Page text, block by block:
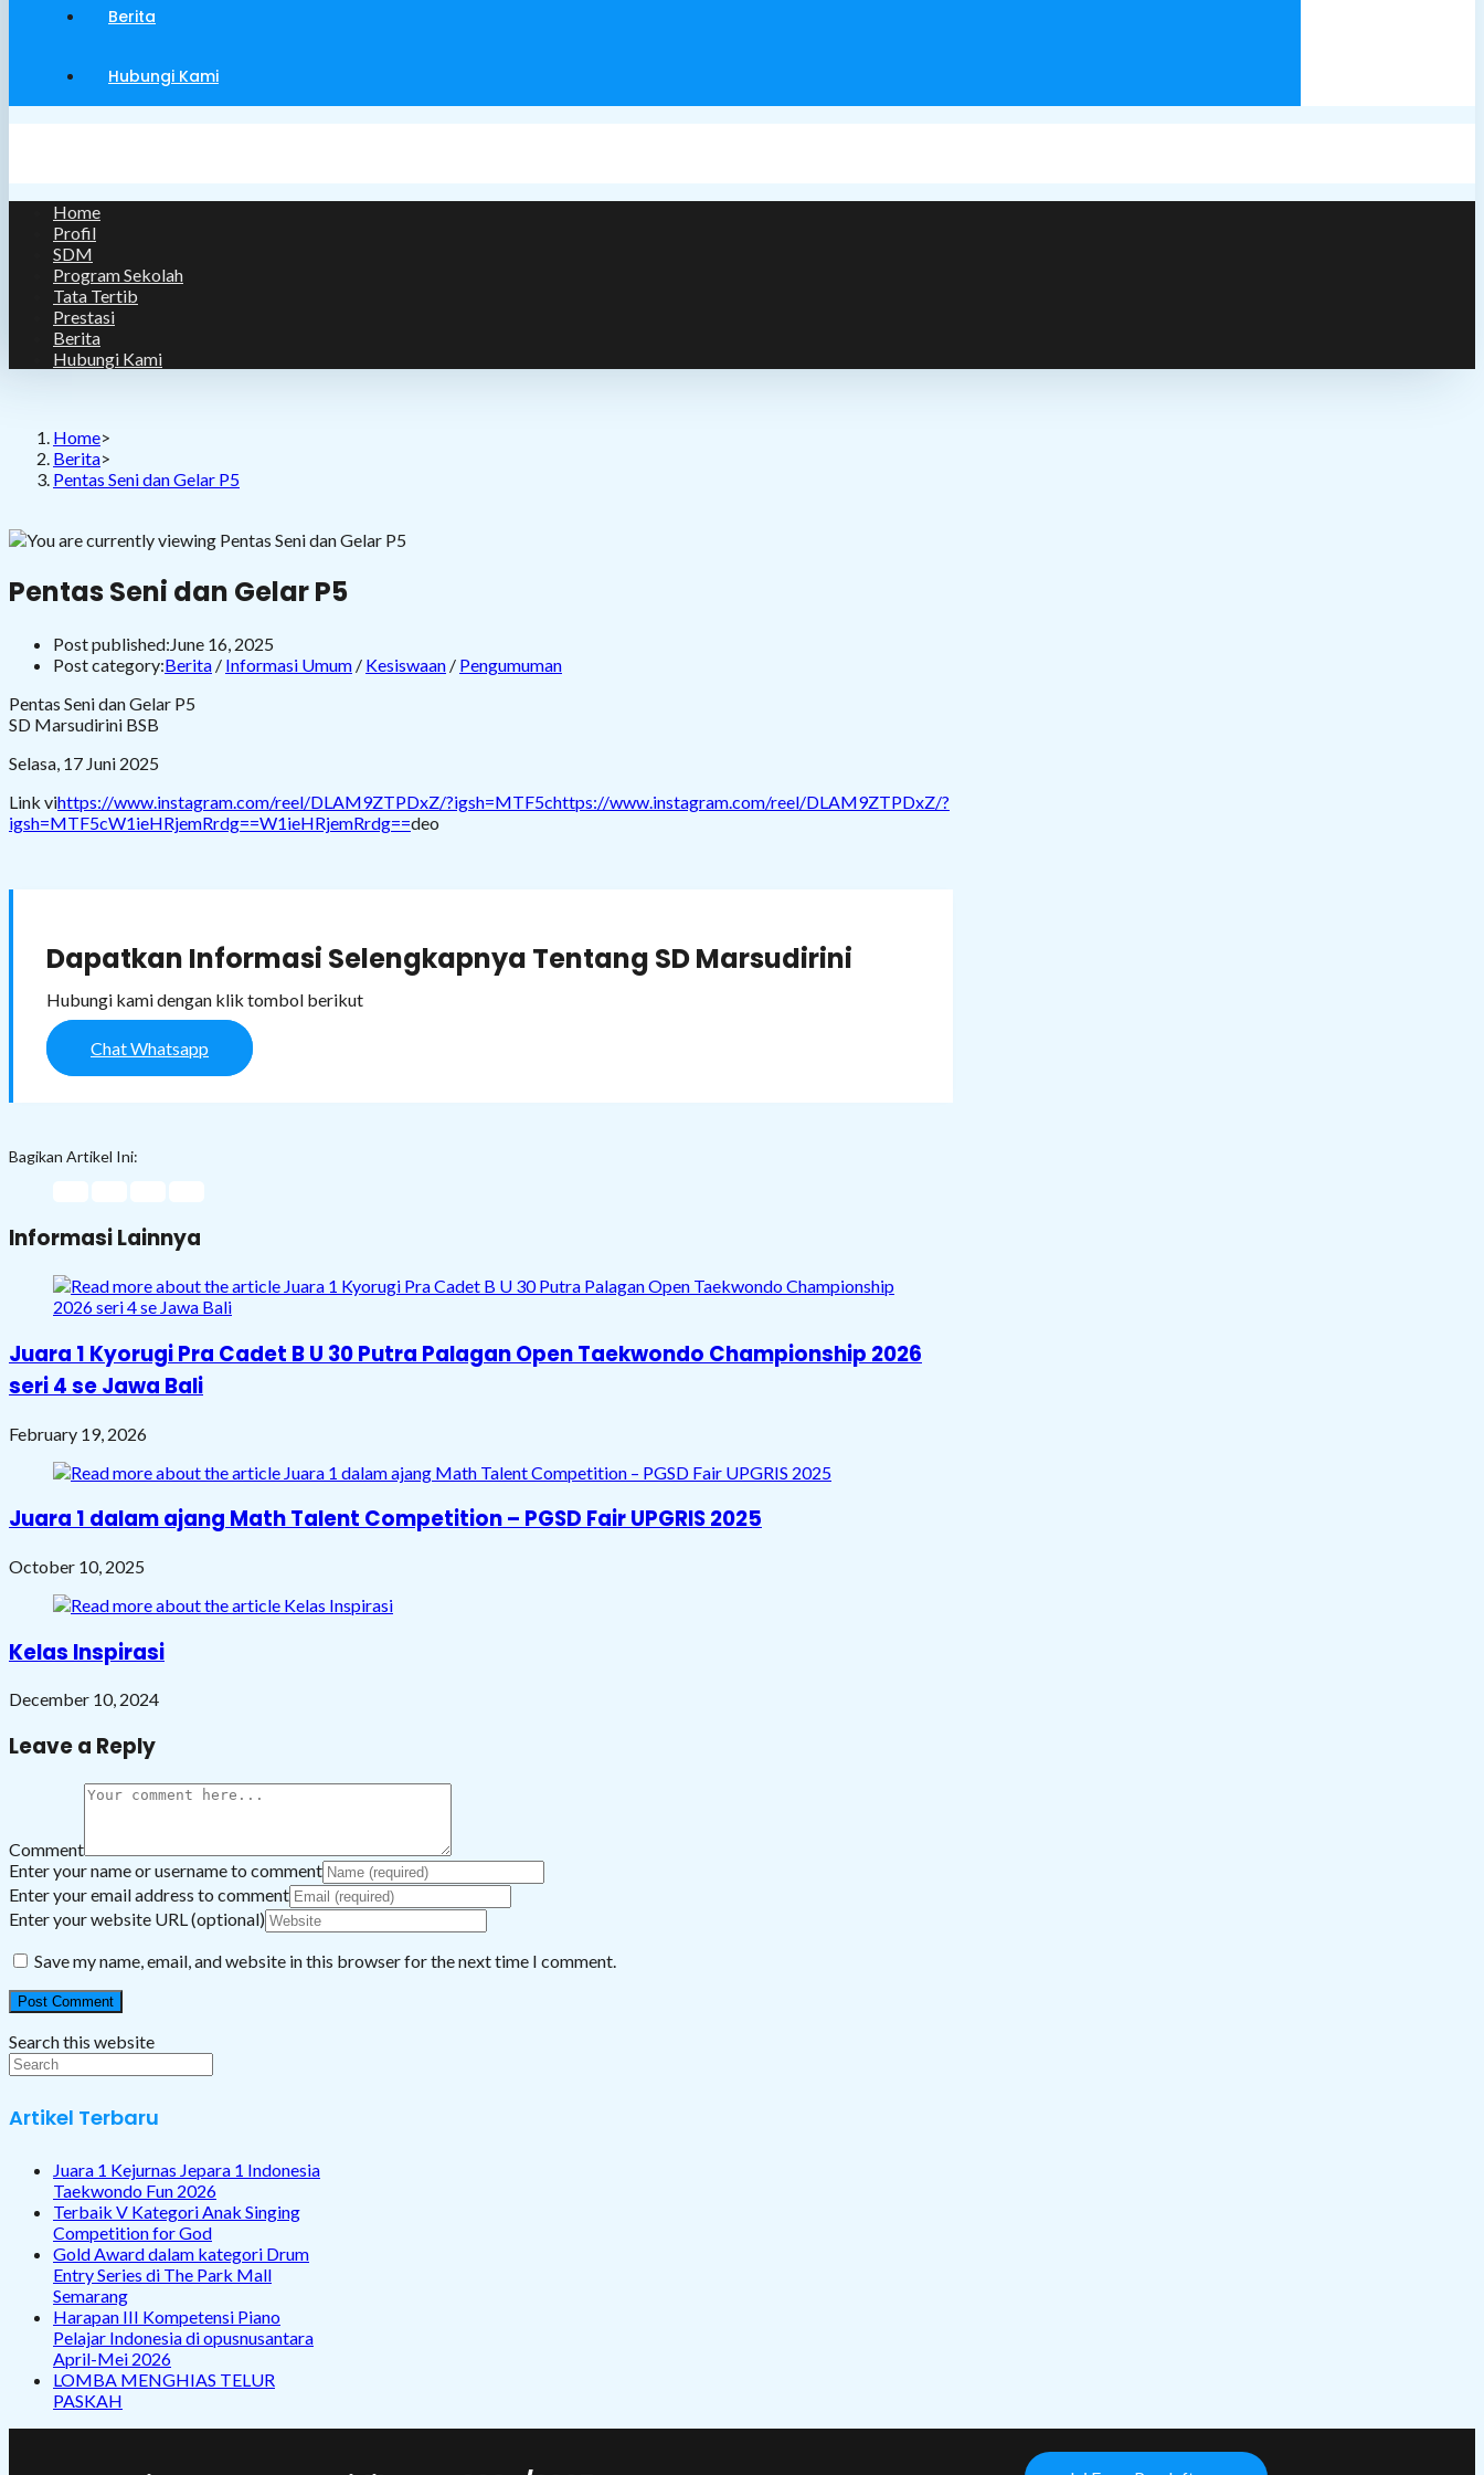
Berita
Hubungi Kami
Home
Profil
SDM
Program Sekolah
Tata Tertib
Prestasi
Berita
Hubungi Kami
Home>
Berita>
Pentas Seni dan Gelar P5
Pentas Seni dan Gelar P5
Post published:June 16, 2025
Post category:Berita / Informasi Umum / Kesiswaan / Pengumuman
Pentas Seni dan Gelar P5
SD Marsudirini BSB
Selasa, 17 Juni 2025
Link vihttps://www.instagram.com/reel/DLAM9ZTPDxZ/?igsh=MTF5chttps://www.instagram.com/reel/DLAM9ZTPDxZ/?
igsh=MTF5cW1ieHRjemRrdg==W1ieHRjemRrdg==deo
Dapatkan Informasi Selengkapnya Tentang SD Marsudirini
Hubungi kami dengan klik tombol berikut
Chat Whatsapp
Bagikan Artikel Ini:
Informasi Lainnya
Juara 1 Kyorugi Pra Cadet B U 30 Putra Palagan Open Taekwondo Championship 2026
seri 4 se Jawa Bali
February 19, 2026
Juara 1 dalam ajang Math Talent Competition – PGSD Fair UPGRIS 2025
October 10, 2025
Kelas Inspirasi
December 10, 2024
Leave a Reply
Comment
Enter your name or username to comment
Enter your email address to comment
Enter your website URL (optional)
Save my name, email, and website in this browser for the next time I comment.
Search this website
Artikel Terbaru
Juara 1 Kejurnas Jepara 1 Indonesia
Taekwondo Fun 2026
Terbaik V Kategori Anak Singing
Competition for God
Gold Award dalam kategori Drum
Entry Series di The Park Mall
Semarang
Harapan III Kompetensi Piano
Pelajar Indonesia di opusnusantara
April-Mei 2026
LOMBA MENGHIAS TELUR
PASKAH